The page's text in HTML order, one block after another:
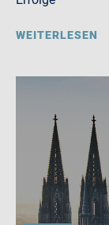
WEITERLESEN